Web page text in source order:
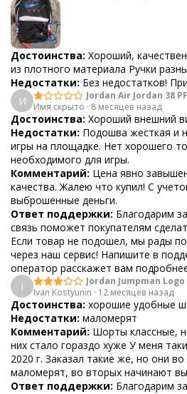
Достоинства: Хороший,
из плотного материала Ручки
Недостатки: Без недостатков!
И
Jordan Air Jordan 38 PF
Имя скрыто · 8 месяцев назад
Достоинства: Хороший внешний
Недостатки: Подошва жесткая и
игры на площадке. Нет хорошего
необходимого для игры.
Комментарий: Цена явно
качества. Жалею что купил! С
выброшенные деньги.
Ответ поддержки: Благодарим
связь поможет покупателям
Если товар не подошел, мы рады
через наш сервис! Напишите в
оператор расскажет вам
I
Jordan Jumpman
Ivan Kostyunin · 12 месяцев назад
Достоинства: хорошие удобные
Недостатки: маломерят
Комментарий: Шорты классные,
них стало гораздо хуже У меня
2020 г. Заказал такие же, но они
маломерят, во вторых начинают
Ответ поддержки: Благодарим